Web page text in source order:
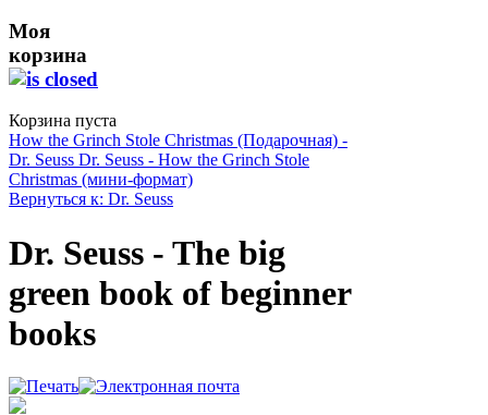
Моя
корзина
Корзина пуста
How the Grinch Stole Christmas (Подарочная) -
Dr. Seuss Dr. Seuss - How the Grinch Stole
Christmas (мини-формат)
Вернуться к: Dr. Seuss
Dr. Seuss - The big
green book of beginner
books